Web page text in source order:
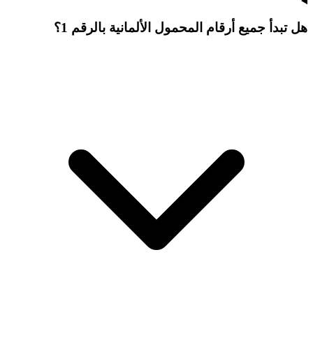
هل تبدأ جميع أرقام المحمول الألمانية بالرقم 1؟